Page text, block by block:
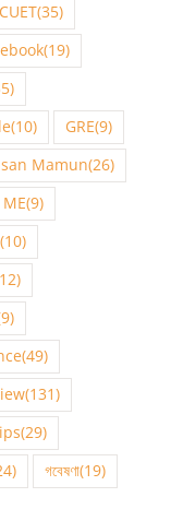
CUET(35)
(19)
(10) GRE(9)
Mamun(26)
ME(9)
(10)
(49)
(131)
(29)
গবেষণা(19)